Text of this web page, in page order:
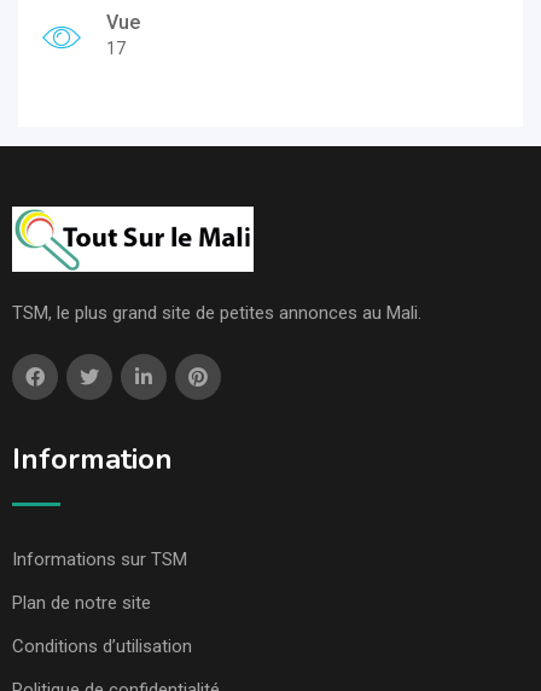
Vue
17
TSM, le plus grand site de petites annonces au Mali.
Information
Informations sur TSM
Plan de notre site
Conditions d’utilisation